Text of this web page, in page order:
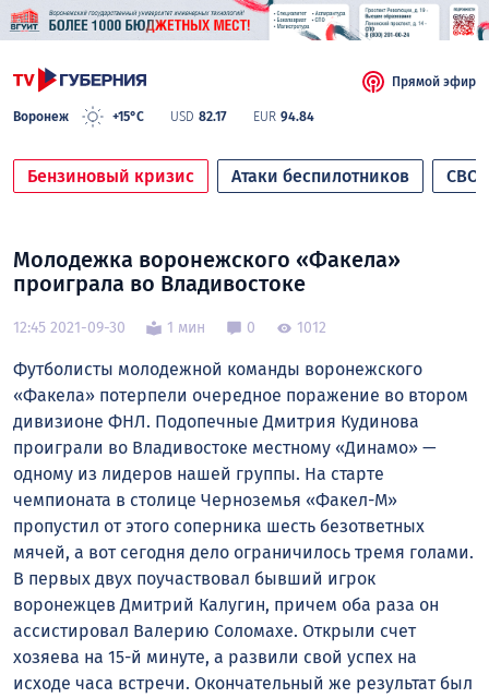
Воронеж +15°C USD 82.17 EUR 94.84
Прямой эфир
Бензиновый кризис Атаки беспилотников СВО
Молодежка воронежского «Факела»
проиграла во Владивостоке
12:45 2021-09-30 1 мин 0 1012
Футболисты молодежной команды воронежского
«Факела» потерпели очередное поражение во втором
дивизионе ФНЛ. Подопечные Дмитрия Кудинова
проиграли во Владивостоке местному «Динамо» —
одному из лидеров нашей группы. На старте
чемпионата в столице Черноземья «Факел-М»
пропустил от этого соперника шесть безответных
мячей, а вот сегодня дело ограничилось тремя голами.
В первых двух поучаствовал бывший игрок
воронежцев Дмитрий Калугин, причем оба раза он
ассистировал Валерию Соломахе. Открыли счет
хозяева на 15-й минуте, а развили свой успех на
исходе часа встречи. Окончательный же результат был